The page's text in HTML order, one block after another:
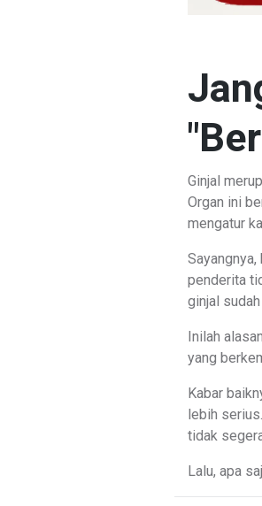
Ginjal
Organ ini
mengatur
penderita
ginjal
Inilah
yang
Kabar
lebih
tidak
Lalu, apa